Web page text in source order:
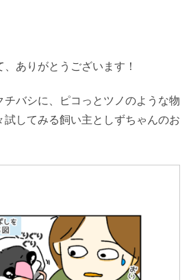
ありがとうございます！
チバシに、ピコっとツノのような物
試してみる飼い主としずちゃんのお